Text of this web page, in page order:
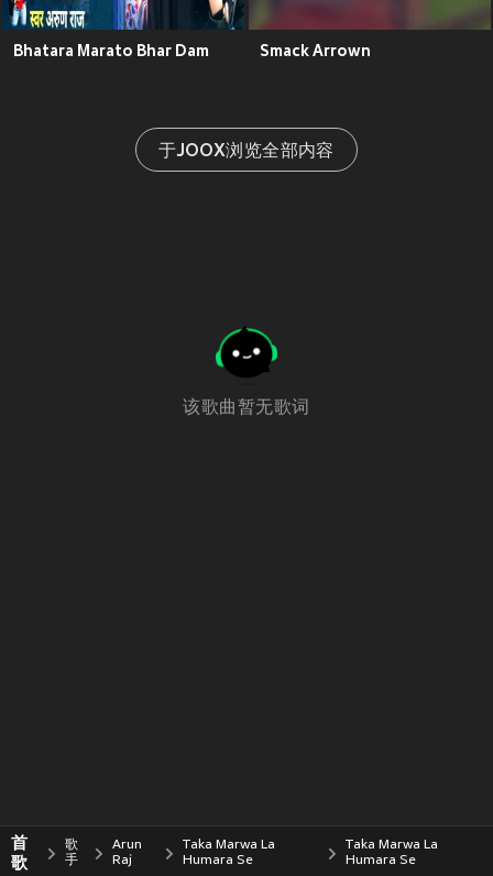
Bhatara Marato Bhar Dam Smack Arrown
于JOOX浏览全部内容
该歌曲暂无歌词
首
歌
歌
手
Arun
Raj
Taka Marwa La
Humara Se
Taka Marwa La
Humara Se